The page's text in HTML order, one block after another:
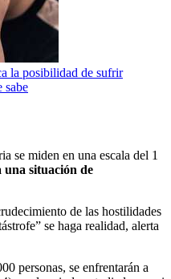
la posibilidad de sufrir
sabe
se miden en una escala del 1
situación de
de las hostilidades
se haga realidad, alerta
personas, se enfrentarán a